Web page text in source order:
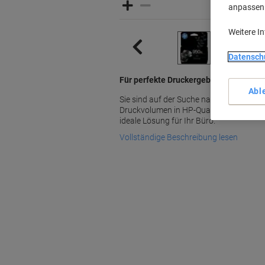
Für perfekte Druckergebnisse in
Sie sind auf der Suche nach einer
Druckvolumen in HP-Qualität? Dann ist
ideale Lösung für Ihr Büro.
Vollständige Beschreibung lesen
Weitere